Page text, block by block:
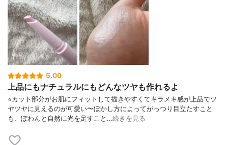
5.00
上品にもナチュラルにもどんなツヤも作れるよ
⁡⭐︎カット部分がお肌にフィットして描きやすくてキラメキ感が上品でツ
ヤツヤに見えるのが可愛い〜ぼかし方によってがっつり目立たすこと
も、ぽわんと自然に光を足すこと…続きを見る